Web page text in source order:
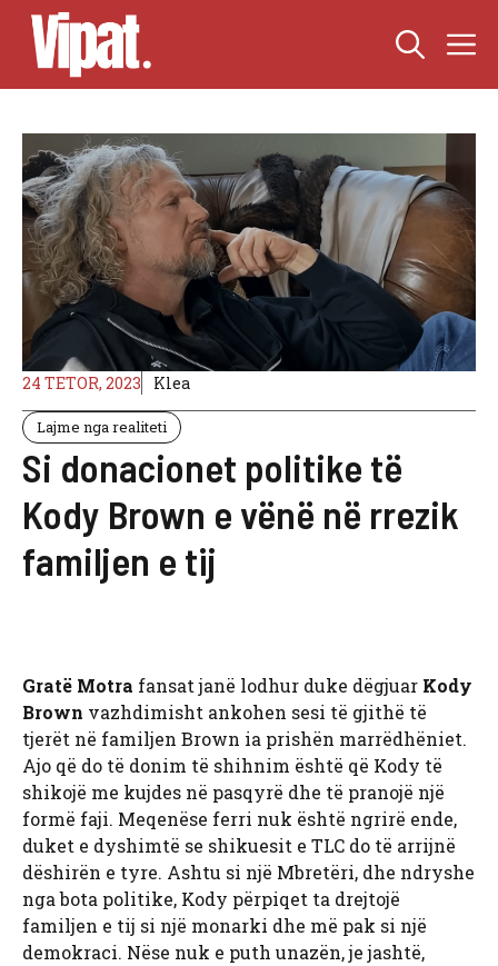
Skip
content
24 TETOR, 2023 Klea
Lajme nga realiteti
Si donacionet politike të
Kody Brown e vënë në rrezik
familjen e tij
Gratë Motra fansat janë lodhur duke dëgjuar Kody
Brown vazhdimisht ankohen sesi të gjithë të
tjerët në familjen Brown ia prishën marrëdhëniet.
Ajo që do të donim të shihnim është që Kody të
shikojë me kujdes në pasqyrë dhe të pranojë një
formë faji. Meqenëse ferri nuk është ngrirë ende,
duket e dyshimtë se shikuesit e TLC do të arrijnë
dëshirën e tyre. Ashtu si një Mbretëri, dhe ndryshe
nga bota politike, Kody përpiqet ta drejtojë
familjen e tij si një monarki dhe më pak si një
demokraci. Nëse nuk e puth unazën, je jashtë,